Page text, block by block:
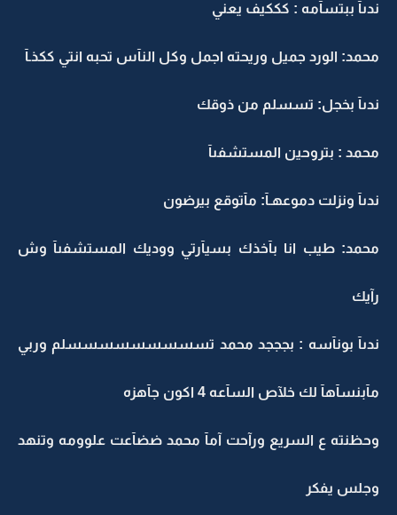
ندىآ ببتسآمه : كككيف يعني
محمد: الورد جميل وريحته اجمل وكل النآس تحبه انتي ككذـآ
ندىآ بخجل: تسسلم من ذوقك
محمد : بتروحين المستشفىآ
ندىآ ونزلت دموعهـآ: مآتوقع بيرضون
محمد: طيب انا بآخذك بسيآرتي ووديك المستشفىآ وش
رآيك
ندىآ بونآسه : بجججد محمد تسسسسسسسسسلم وربي
مآبنسآهآ لك خلآص السآعه 4 اكون جآهزه
وحظنته ع السريع ورآحت آمآ محمد ضضآعت علوومه وتنهد
وجلس يفكر